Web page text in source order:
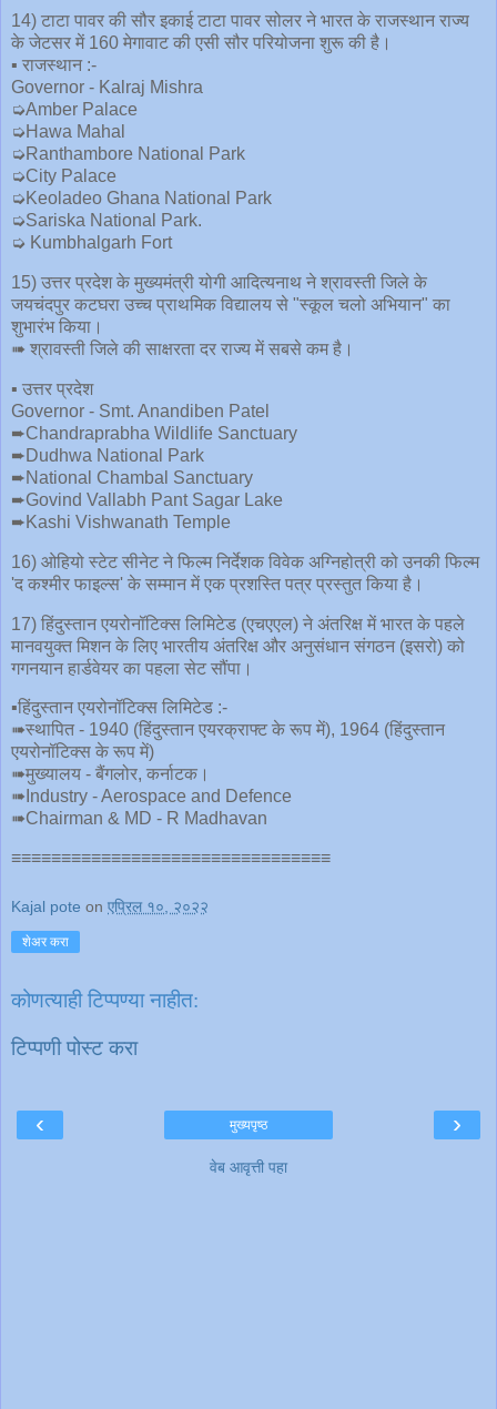
14) टाटा पावर की सौर इकाई टाटा पावर सोलर ने भारत के राजस्थान राज्य
के जेटसर में 160 मेगावाट की एसी सौर परियोजना शुरू की है।
▪️ राजस्थान :-
Governor - Kalraj Mishra
➭Amber Palace
➭Hawa Mahal
➭Ranthambore National Park
➭City Palace
➭Keoladeo Ghana National Park
➭Sariska National Park.
➭ Kumbhalgarh Fort
15) उत्तर प्रदेश के मुख्यमंत्री योगी आदित्यनाथ ने श्रावस्ती जिले के
जयचंदपुर कटघरा उच्च प्राथमिक विद्यालय से "स्कूल चलो अभियान" का
शुभारंभ किया।
➠ श्रावस्ती जिले की साक्षरता दर राज्य में सबसे कम है।
▪️ उत्तर प्रदेश
Governor - Smt. Anandiben Patel
➨Chandraprabha Wildlife Sanctuary
➨Dudhwa National Park
➨National Chambal Sanctuary
➨Govind Vallabh Pant Sagar Lake
➨Kashi Vishwanath Temple
16) ओहियो स्टेट सीनेट ने फिल्म निर्देशक विवेक अग्निहोत्री को उनकी फिल्म
'द कश्मीर फाइल्स' के सम्मान में एक प्रशस्ति पत्र प्रस्तुत किया है।
17) हिंदुस्तान एयरोनॉटिक्स लिमिटेड (एचएएल) ने अंतरिक्ष में भारत के पहले
मानवयुक्त मिशन के लिए भारतीय अंतरिक्ष और अनुसंधान संगठन (इसरो) को
गगनयान हार्डवेयर का पहला सेट सौंपा।
▪️हिंदुस्तान एयरोनॉटिक्स लिमिटेड :-
➠स्थापित - 1940 (हिंदुस्तान एयरक्राफ्ट के रूप में), 1964 (हिंदुस्तान
एयरोनॉटिक्स के रूप में)
➠मुख्यालय - बैंगलोर, कर्नाटक।
➠Industry - Aerospace and Defence
➠Chairman & MD - R Madhavan
≡≡≡≡≡≡≡≡≡≡≡≡≡≡≡≡≡≡≡≡≡≡≡≡≡≡≡≡≡≡≡≡
Kajal pote on एप्रिल १०, २०२२
शेअर करा
कोणत्याही टिप्पण्‍या नाहीत:
टिप्पणी पोस्ट करा
‹ ›
मुख्यपृष्ठ
वेब आवृत्ती पहा